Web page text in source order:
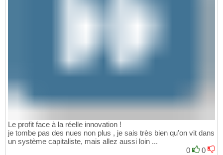
Le profit face à la réelle innovation !
je tombe pas des nues non plus , je sais très bien qu'on vit dans
un système capitaliste, mais allez aussi loin ...
0
0